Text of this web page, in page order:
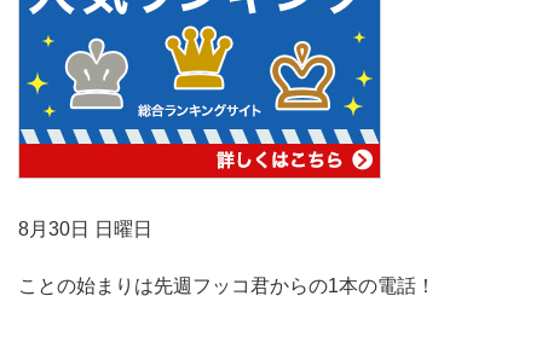
8月30日 日曜日
ことの始まりは先週フッコ君からの1本の電話！